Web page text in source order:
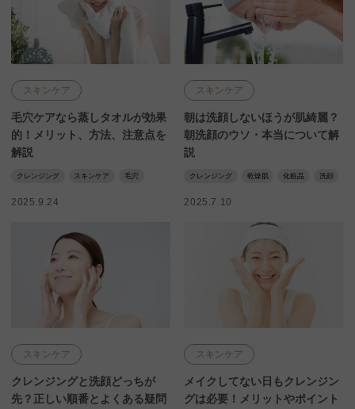
スキンケア
毛穴ケアなら蒸しタオルが効果
的！メリット、方法、注意点を
解説
クレンジング スキンケア 毛穴
2025.9.24
スキンケア
朝は洗顔しないほうが肌綺麗？
朝洗顔のウソ・本当について解
説
クレンジング 乾燥肌 化粧品 洗顔
2025.7.10
スキンケア
クレンジングと洗顔どっちが
先？正しい順番とよくある疑問
スキンケア
メイクしてない日もクレンジン
グは必要！メリットやポイント